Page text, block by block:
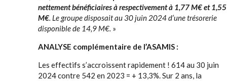
nettement bénéficiaires à respectivement à 1,77 M€ et 1,55
M€. Le groupe disposait au 30 juin 2024 d’une trésorerie
disponible de 14,9 M€. »
ANALYSE complémentaire de l’ASAMIS :
Les effectifs s’accroissent rapidement ! 614 au 30 juin
2024 contre 542 en 2023 = + 13,3%. Sur 2 ans, la